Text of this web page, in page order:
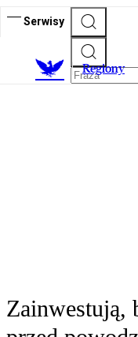
Serwisy
Regiony
Zainwestują,